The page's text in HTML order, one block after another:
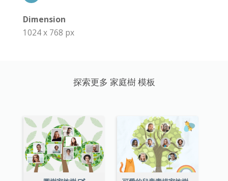
Dimension
1024 x 768 px
探索更多 家庭樹 模板